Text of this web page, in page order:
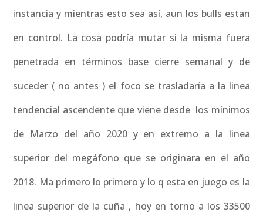
instancia y mientras esto sea así, aun los bulls estan
en control. La cosa podría mutar si la misma fuera
penetrada en términos base cierre semanal y de
suceder ( no antes ) el foco se trasladaría a la linea
tendencial ascendente que viene desde los mínimos
de Marzo del año 2020 y en extremo a la linea
superior del megáfono que se originara en el año
2018. Ma primero lo primero y lo q esta en juego es la
linea superior de la cuña , hoy en torno a los 33500